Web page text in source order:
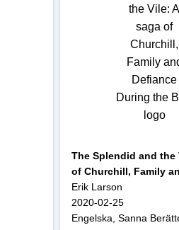
The Splendid and the
of Churchill, Family
During the Blitz
Erik Larson
2020-02-25
Engelska, Sanna